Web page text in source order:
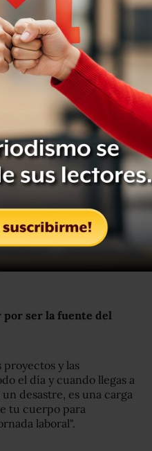
el ser consciente de
da confianza. Te ayuda a
cosas de tu vida, tu
La casa impacta tu
Br3PjJqh3Pt/
¡superó la prueba
Psicología en la
la cuestión está en el
el hogar como un lugar de
por ser la fuente del
proyectos y las
el día y cuando llegas a
desastre, es una carga
tu cuerpo para
laboral".